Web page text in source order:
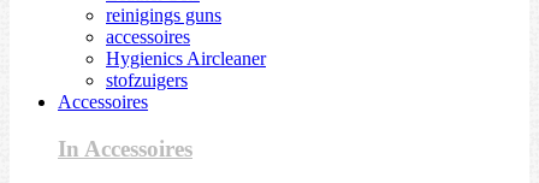
reinigings guns
accessoires
Hygienics Aircleaner
stofzuigers
Accessoires
In Accessoires